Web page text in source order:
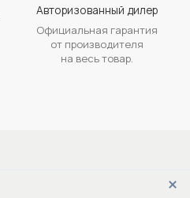
Авторизованный дилер
Официальная гарантия
от производителя
на весь товар.